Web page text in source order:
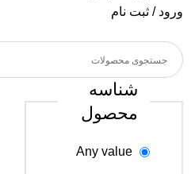
ورود / ثبت نام
شناسه
محصول